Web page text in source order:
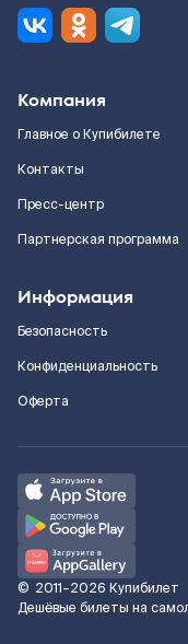
Компания
Главное о Купибилете
Контакты
Пресс-центр
Партнерская программа
Информация
Безопасность
Конфиденциальность
Оферта
© 2011–2026 Купибилет
Дешёвые билеты на